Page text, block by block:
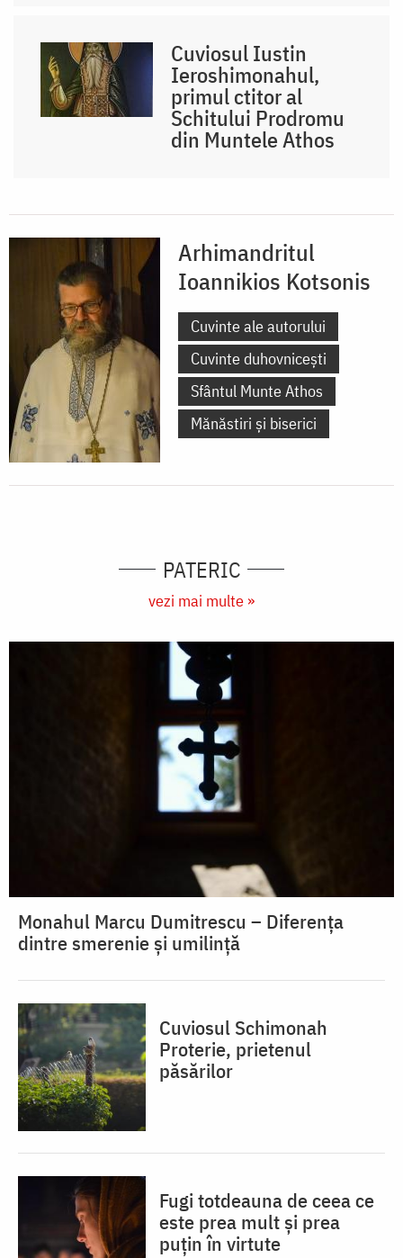
Cuviosul Iustin
Ieroshimonahul,
primul ctitor al
Schitului Prodromu
din Muntele Athos
Arhimandritul
Ioannikios Kotsonis
Cuvinte ale autorului
Cuvinte duhovnicești
Sfântul Munte Athos
Mănăstiri și biserici
PATERIC
vezi mai multe »
Monahul Marcu Dumitrescu – Diferența
dintre smerenie și umilință
Cuviosul Schimonah
Proterie, prietenul
păsărilor
Fugi totdeauna de ceea ce
este prea mult și prea
puțin în virtute